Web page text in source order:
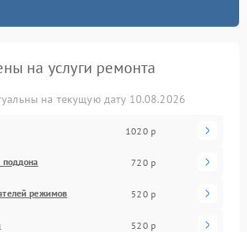
на услуги ремонта
на текущую дату 10.08.2026
1020 р
поддона 720 р
режимов 520 р
520 р